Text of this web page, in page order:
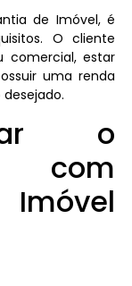
de Imóvel, é
O cliente
comercial, estar
uma renda
o
com